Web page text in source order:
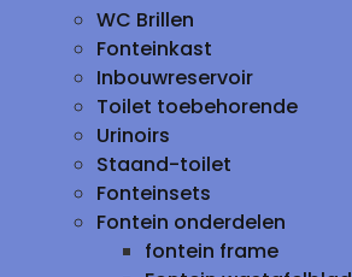
WC Brillen
Fonteinkast
Inbouwreservoir
Toilet toebehorende
Urinoirs
Staand-toilet
Fonteinsets
Fontein onderdelen
fontein frame